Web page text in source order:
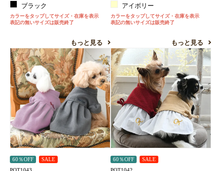
ブラック
カラーをタップしてサイズ・在庫を表示
表記の無いサイズは販売終了
もっと見る
アイボリー
カラーをタップしてサイズ・在庫を表示
表記の無いサイズは販売終了
もっと見る
60％OFF SALE 60％OFF SALE